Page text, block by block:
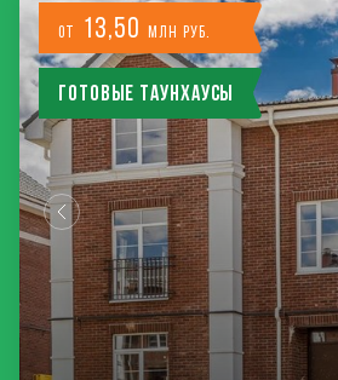
от 13,50 млн руб.
Готовые таунхаусы